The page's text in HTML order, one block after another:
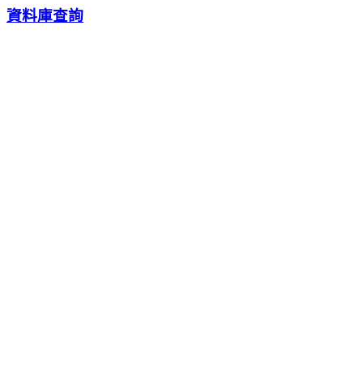
資料庫查詢